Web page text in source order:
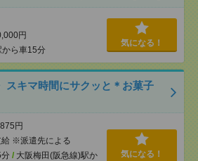
円
から車15分
気になる！
スキマ時間にサクッと＊お菓子
円
※派遣先による
/ 大阪梅田(阪急線)駅か
気になる！